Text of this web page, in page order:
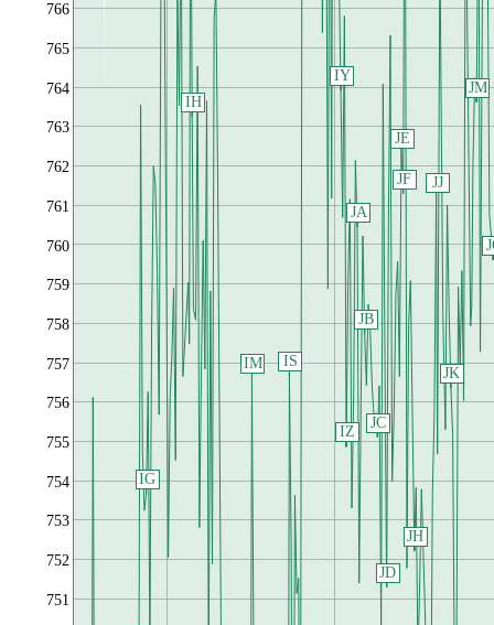
751
752
753
754
755
756
757
758
759
760
761
762
763
764
765
766
IG
IH
IM IS
IY
IZ
JA
JB
JC
JD
JE
JF
JH
JJ
JK
JM